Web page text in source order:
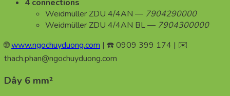
4 connections
Weidmüller ZDU 4/4AN — 7904290000
Weidmüller ZDU 4/4AN BL — 7904300000
🌐www.ngochuyduong.com | ☎️ 0909 399 174 | ✉️
thach.phan@ngochuyduong.com
Dây 6 mm²